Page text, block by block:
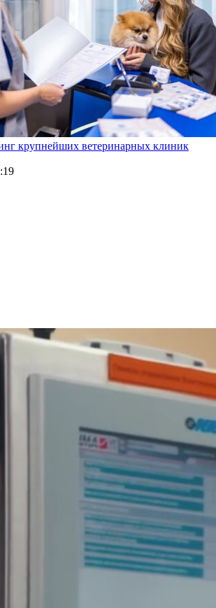
крупнейших ветеринарных клиник